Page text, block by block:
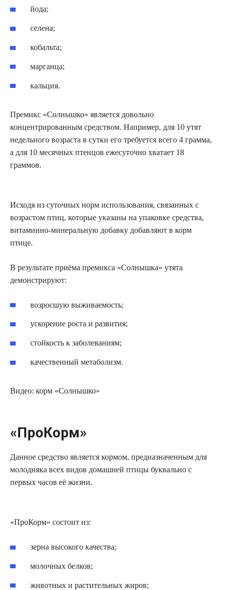
йода;
селена;
кобальта;
марганца;
кальция.
Премикс «Солнышко» является довольно
концентрированным средством. Например, для 10 утят
недельного возраста в сутки его требуется всего 4 грамма,
а для 10 месячных птенцов ежесуточно хватает 18
граммов.
Исходя из суточных норм использования, связанных с
возрастом птиц, которые указаны на упаковке средства,
витаминно-минеральную добавку добавляют в корм
птице.
В результате приёма премикса «Солнышка» утята
демонстрируют:
возросшую выживаемость;
ускорение роста и развития;
стойкость к заболеваниям;
качественный метаболизм.
Видео: корм «Солнышко»
«ПроКорм»
Данное средство является кормом, предназначенным для
молодняка всех видов домашней птицы буквально с
первых часов её жизни.
«ПроКорм» состоит из:
зерна высокого качества;
молочных белков;
животных и растительных жиров;